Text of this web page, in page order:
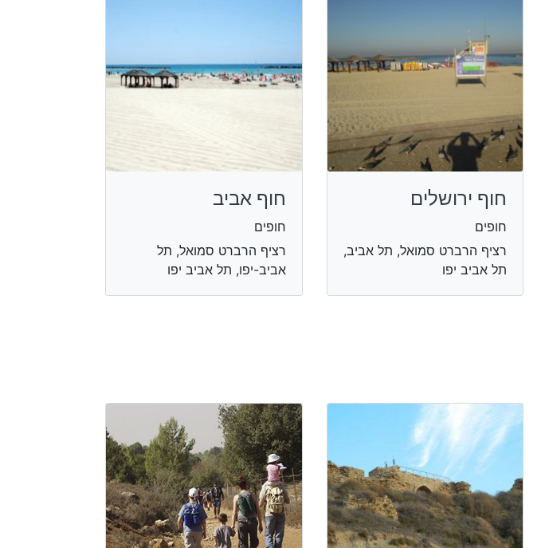
חוף ירושלים
חופים
רציף הרברט סמואל, תל אביב,
תל אביב יפו
חוף אביב
חופים
רציף הרברט סמואל, תל
אביב-יפו, תל אביב יפו